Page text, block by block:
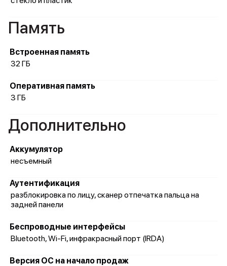
Память
Встроенная память
32 ГБ
Оперативная память
3 ГБ
Дополнительно
Аккумулятор
несъемный
Аутентификация
разблокировка по лицу, сканер отпечатка пальца на
задней панели
Беспроводные интерфейсы
Bluetooth, Wi-Fi, инфракрасный порт (IRDA)
Версия ОС на начало продаж